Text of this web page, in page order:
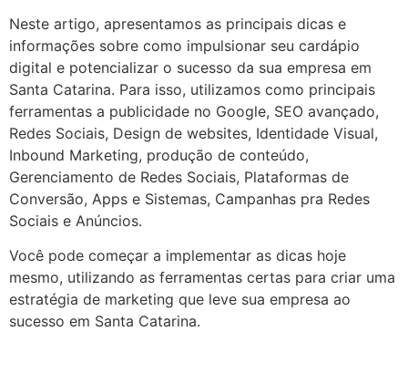
Neste artigo, apresentamos as principais dicas e
informações sobre como impulsionar seu cardápio
digital e potencializar o sucesso da sua empresa em
Santa Catarina. Para isso, utilizamos como principais
ferramentas a publicidade no Google, SEO avançado,
Redes Sociais, Design de websites, Identidade Visual,
Inbound Marketing, produção de conteúdo,
Gerenciamento de Redes Sociais, Plataformas de
Conversão, Apps e Sistemas, Campanhas pra Redes
Sociais e Anúncios.
Você pode começar a implementar as dicas hoje
mesmo, utilizando as ferramentas certas para criar uma
estratégia de marketing que leve sua empresa ao
sucesso em Santa Catarina.